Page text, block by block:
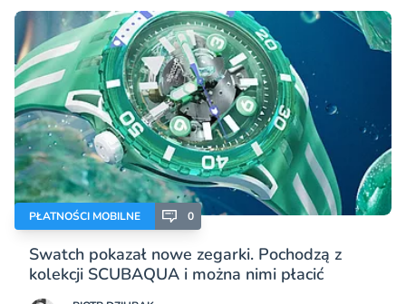
PŁATNOŚCI MOBILNE 0
Swatch pokazał nowe zegarki. Pochodzą z
kolekcji SCUBAQUA i można nimi płacić